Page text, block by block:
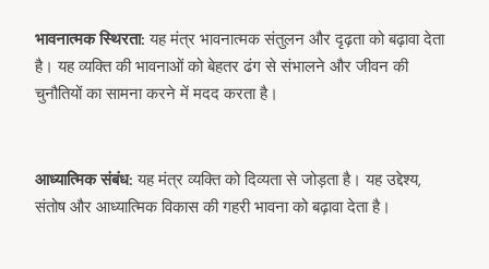
भावनात्मक स्थिरता: यह मंत्र भावनात्मक संतुलन और दृढ़ता को बढ़ावा देता
है। यह व्यक्ति की भावनाओं को बेहतर ढंग से संभालने और जीवन की
चुनौतियों का सामना करने में मदद करता है।
आध्यात्मिक संबंध: यह मंत्र व्यक्ति को दिव्यता से जोड़ता है। यह उद्देश्य,
संतोष और आध्यात्मिक विकास की गहरी भावना को बढ़ावा देता है।